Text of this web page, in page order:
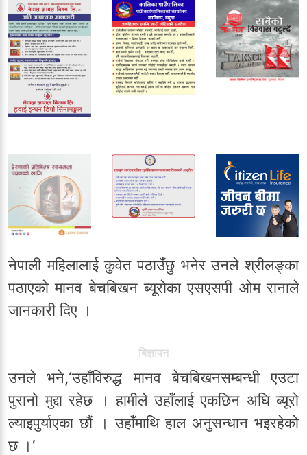
नेपाली महिलालाई कुवेत पठाउँछु भनेर उनले श्रीलङ्का
पठाएको मानव बेचबिखन ब्यूरोका एसएसपी ओम रानाले
जानकारी दिए ।
बिज्ञापन
उनले भने,‘उहाँविरुद्ध मानव बेचबिखनसम्बन्धी एउटा
पुरानो मुद्दा रहेछ । हामीले उहाँलाई एकछिन अघि ब्यूरो
ल्याइपुर्याएका छौं । उहाँमाथि हाल अनुसन्धान भइरहेको
छ ।’